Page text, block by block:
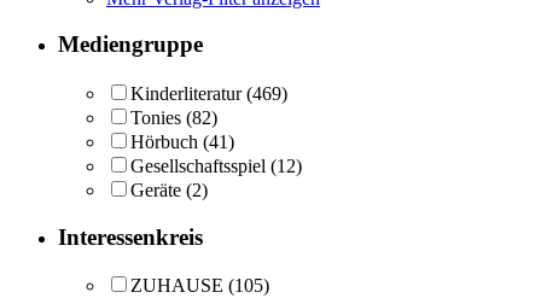
Mediengruppe
Kinderliteratur (469)
Tonies (82)
Hörbuch (41)
Gesellschaftsspiel (12)
Geräte (2)
Interessenkreis
ZUHAUSE (105)